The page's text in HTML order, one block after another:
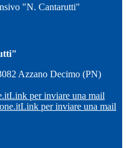
"N. Cantarutti"
Azzano Decimo (PN)
Link per inviare una mail
Link per inviare una mail